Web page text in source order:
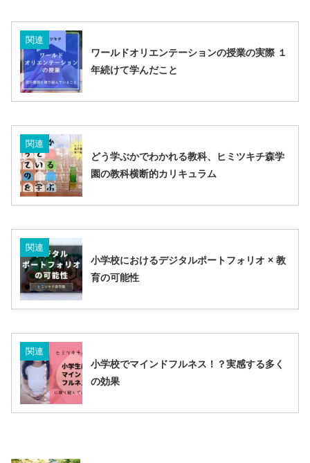
関連
ワールドオリエンテーションの授業の実際 １
年続けて学んだこと
関連
どう学ぶかでわかれる教科、ヒミツキチ森学
園の教科横断的カリキュラム
関連
小学校におけるデジタルポートフォリオ × 教
育の可能性
関連
小学校でマインドフルネス！？実感する多く
の効果